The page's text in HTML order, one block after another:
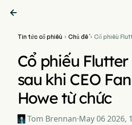

Tin tức cổ phiếu  Chủ đề Cổ phiếu
Cổ phiếu
sau khi CEO
Howe từ chức
Tom Brennan·May 06 2026,